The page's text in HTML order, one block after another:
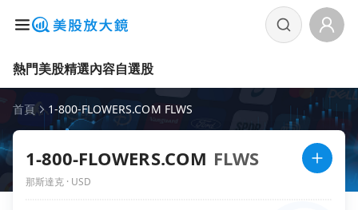
熱門美股精選內容自選股
首頁 1-800-FLOWERS.COM FLWS
1-800-FLOWERS.COM FLWS
那斯達克 · USD